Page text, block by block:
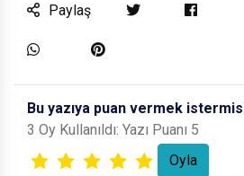
Paylaş
Bu yazıya puan vermek
3 Oy Kullanıldı: Yazı Puanı 5